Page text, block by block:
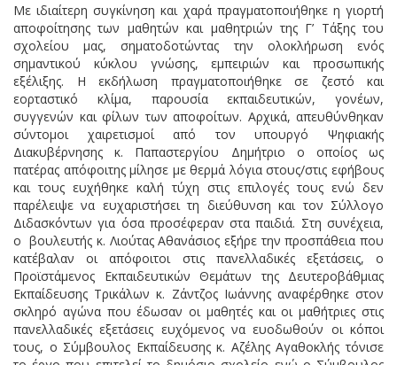
Με ιδιαίτερη συγκίνηση και χαρά πραγματοποιήθηκε η γιορτή
αποφοίτησης των μαθητών και μαθητριών της Γ’ Τάξης του
σχολείου μας, σηματοδοτώντας την ολοκλήρωση ενός
σημαντικού κύκλου γνώσης, εμπειριών και προσωπικής
εξέλιξης. Η εκδήλωση πραγματοποιήθηκε σε ζεστό και
εορταστικό κλίμα, παρουσία εκπαιδευτικών, γονέων,
συγγενών και φίλων των αποφοίτων. Αρχικά, απευθύνθηκαν
σύντομοι χαιρετισμοί από τον υπουργό Ψηφιακής
Διακυβέρνησης κ. Παπαστεργίου Δημήτριο ο οποίος ως
πατέρας απόφοιτης μίλησε με θερμά λόγια στους/στις εφήβους
και τους ευχήθηκε καλή τύχη στις επιλογές τους ενώ δεν
παρέλειψε να ευχαριστήσει τη διεύθυνση και τον Σύλλογο
Διδασκόντων για όσα προσέφεραν στα παιδιά. Στη συνέχεια,
ο βουλευτής κ. Λιούτας Αθανάσιος εξήρε την προσπάθεια που
κατέβαλαν οι απόφοιτοι στις πανελλαδικές εξετάσεις, ο
Προϊστάμενος Εκπαιδευτικών Θεμάτων της Δευτεροβάθμιας
Εκπαίδευσης Τρικάλων κ. Ζάντζος Ιωάννης αναφέρθηκε στον
σκληρό αγώνα που έδωσαν οι μαθητές και οι μαθήτριες στις
πανελλαδικές εξετάσεις ευχόμενος να ευοδωθούν οι κόποι
τους, ο Σύμβουλος Εκπαίδευσης κ. Αζέλης Αγαθοκλής τόνισε